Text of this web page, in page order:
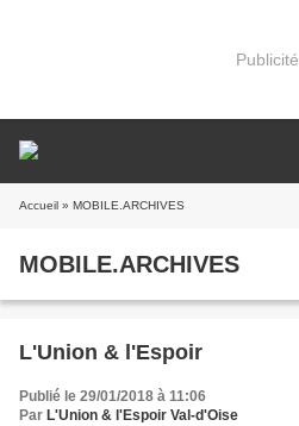
Publicité
Accueil » MOBILE.ARCHIVES
MOBILE.ARCHIVES
L'Union & l'Espoir
Publié le 29/01/2018 à 11:06
Par L'Union & l'Espoir Val-d'Oise